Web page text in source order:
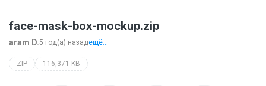
face-mask-box-mockup.zip
aram D.5 год(а) назадещё...
ZIP 116,371 KB